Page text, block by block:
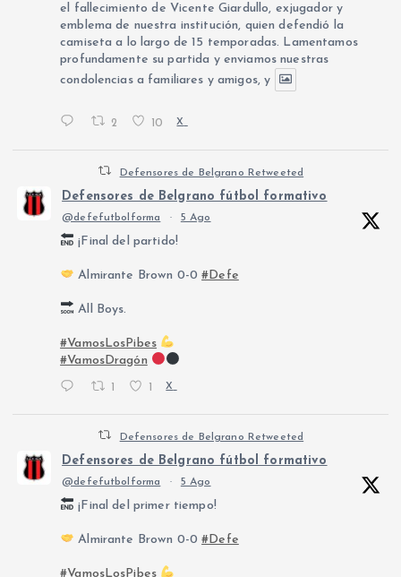
el fallecimiento de Vicente Giardullo, exjugador y
emblema de nuestra institución, quien defendió la
camiseta a lo largo de 15 temporadas. Lamentamos
profundamente su partida y enviamos nuestras
condolencias a familiares y amigos, y
2 10 X
Defensores de Belgrano Retweeted
Defensores de Belgrano fútbol formativo
@defefutbolforma · 5 Ago
¡Final del partido!
Almirante Brown 0-0#Defe
All Boys.
#VamosLosPibes
#VamosDragón
1 1 X
Defensores de Belgrano Retweeted
Defensores de Belgrano fútbol formativo
@defefutbolforma · 5 Ago
¡Final del primer tiempo!
Almirante Brown 0-0#Defe
#VamosLosPibes